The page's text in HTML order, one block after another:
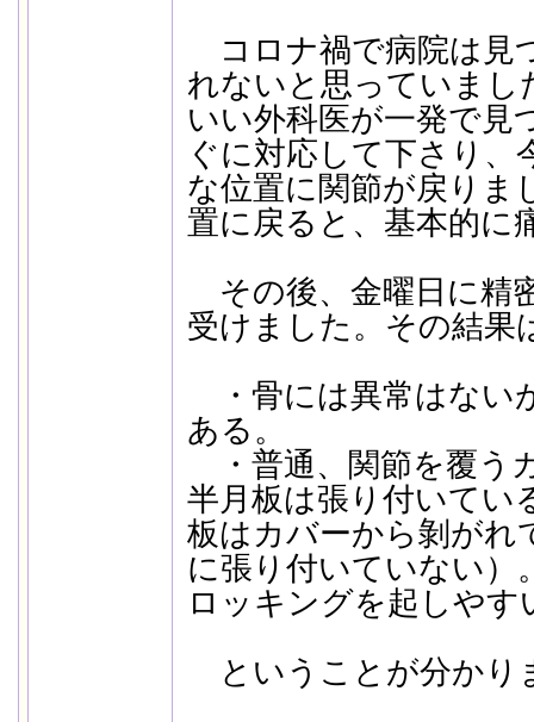
コロナ禍で病院は見
れないと思っていまし
いい外科医が一発で見
ぐに対応して下さり、
な位置に関節が戻りま
置に戻ると、基本的に
その後、金曜日に精
受けました。その結
・骨には異常はない
ある。
・普通、関節を覆う
半月板は張り付いてい
板はカバーから剝がれ
に張り付いていない）
ロッキングを起しやす
ということが分かり